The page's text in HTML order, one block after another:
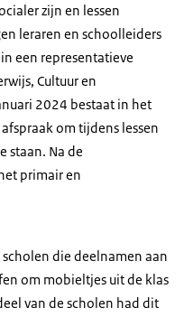
zijn en lessen
leraren en schoolleiders
een representatieve
Cultuur en
2024 bestaat in het
om tijdens lessen
staan. Na de
primair en
die deelnamen aan
om mobieltjes uit de klas
van de scholen had dit